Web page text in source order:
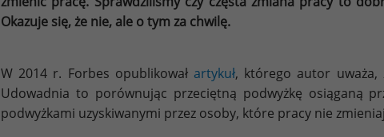
Okazuje się, że nie, ale o tym za chwilę.
W 2014 r. Forbes opublikował artykuł, którego autor uważa,
Udowadnia to porównując przeciętną podwyżkę osiąganą
podwyżkami uzyskiwanymi przez osoby, które pracy nie